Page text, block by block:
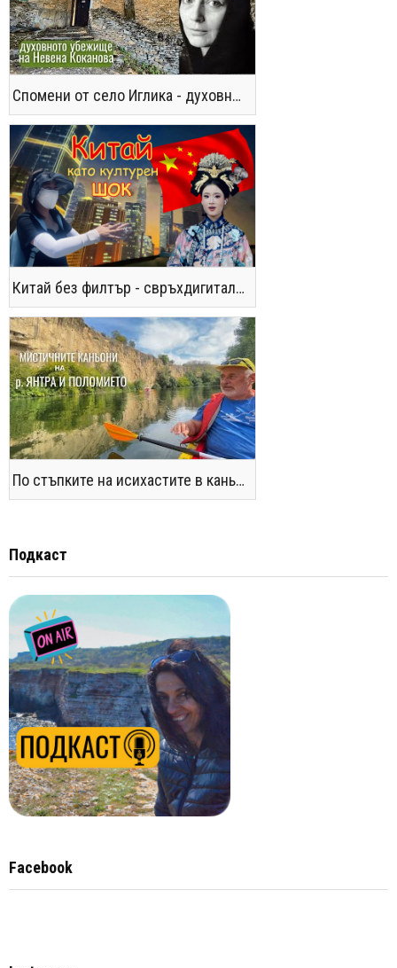
Спомени от село Иглика - духовното убежище на Невена Коканова
Китай без филтър - свръхдигитален, магнетичен, парадоксален
По стъпките на исихастите в каньоните на р. Янтра и Поломието
Подкаст
Facebook